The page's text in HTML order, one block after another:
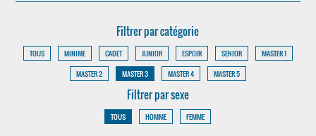
Filtrer par catégorie
TOUS MINIME CADET JUNIOR ESPOIR SENIOR
MASTER 1
MASTER 2
MASTER 3 MASTER 4 MASTER 5
Filtrer par sexe
TOUS HOMME FEMME